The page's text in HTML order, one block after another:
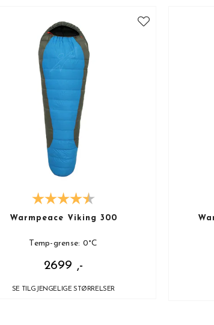
Warmpeace Viking 300
Temp-grense: 0°C
2699 ,-
SE TILGJENGELIGE STØRRELSER